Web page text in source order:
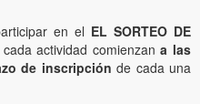
en el EL SORTEO DE
actividad comienzana las
de inscripción de cada una